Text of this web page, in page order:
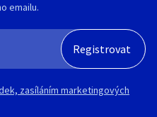
emailu.
zasíláním marketingových